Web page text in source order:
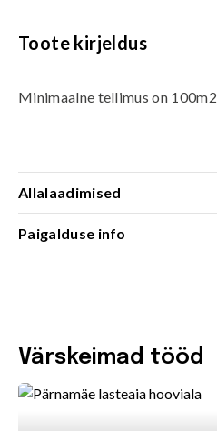
Toote kirjeldus
Minimaalne tellimus on 100m2
Allalaadimised
Paigalduse info
Värskeimad tööd